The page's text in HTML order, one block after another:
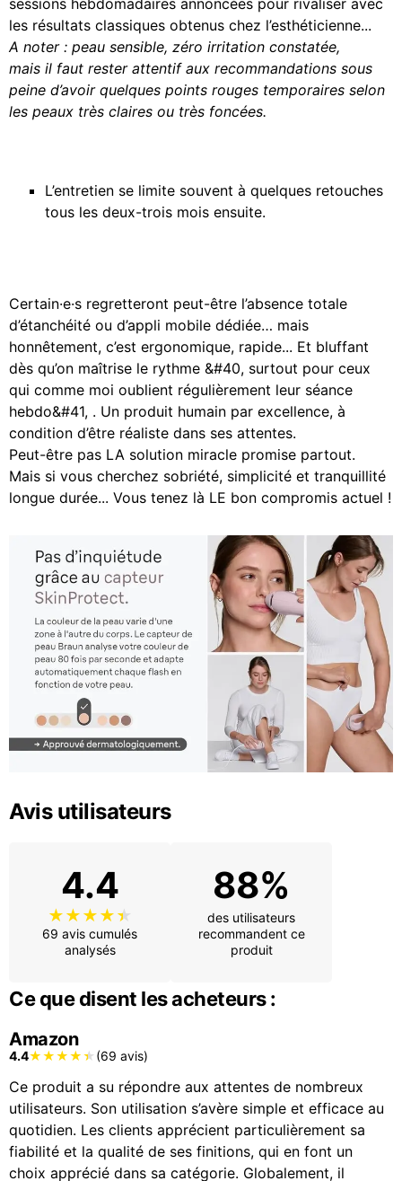
les résultats classiques obtenus chez l’esthéticienne...
A noter : peau sensible, zéro irritation constatée,
mais il faut rester attentif aux recommandations sous
peine d’avoir quelques points rouges temporaires selon
les peaux très claires ou très foncées.
L’entretien se limite souvent à quelques retouches
tous les deux-trois mois ensuite.
Certain·e·s regretteront peut-être l’absence totale
d’étanchéité ou d’appli mobile dédiée… mais
honnêtement, c’est ergonomique, rapide... Et bluffant
dès qu’on maîtrise le rythme &#40, surtout pour ceux
qui comme moi oublient régulièrement leur séance
hebdo&#41, . Un produit humain par excellence, à
condition d’être réaliste dans ses attentes.
Peut-être pas LA solution miracle promise partout.
Mais si vous cherchez sobriété, simplicité et tranquillité
longue durée... Vous tenez là LE bon compromis actuel !
Avis utilisateurs
4.4
69 avis cumulés
analysés
88%
des utilisateurs
recommandent ce
produit
Ce que disent les acheteurs :
Amazon
4.4 (69 avis)
Ce produit a su répondre aux attentes de nombreux
utilisateurs. Son utilisation s’avère simple et efficace au
quotidien. Les clients apprécient particulièrement sa
fiabilité et la qualité de ses finitions, qui en font un
choix apprécié dans sa catégorie. Globalement, il